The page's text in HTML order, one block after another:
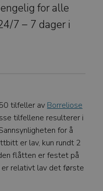
for alle
7 – 7 dager i
tilfeller av Borreliose
tilfellene resulterer i
for å
er lav, kun rundt 2
flåtten er festet på
relativt lav det første